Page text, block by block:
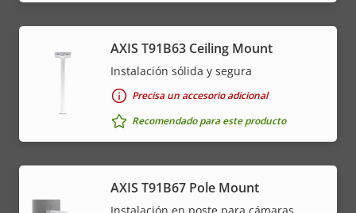
AXIS T91B63 Ceiling Mount
Instalación sólida y segura
Precisa un accesorio adicional
Recomendado para este producto
AXIS T91B67 Pole Mount